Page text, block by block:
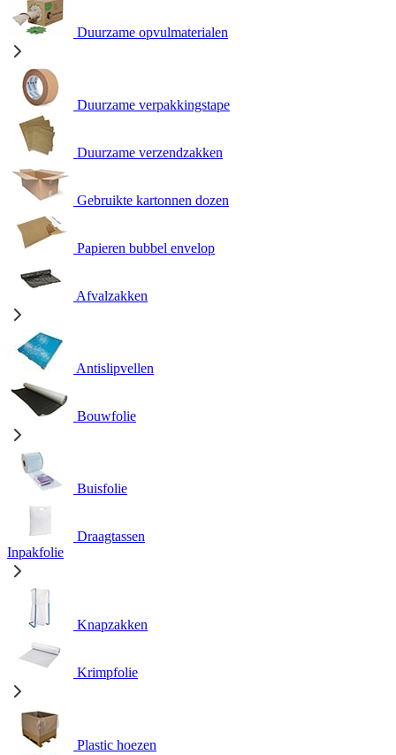
Duurzame opvulmaterialen
Duurzame verpakkingstape
Duurzame verzendzakken
Gebruikte kartonnen dozen
Papieren bubbel envelop
Afvalzakken
Antislipvellen
Bouwfolie
Buisfolie
Draagtassen
Inpakfolie
Knapzakken
Krimpfolie
Plastic hoezen